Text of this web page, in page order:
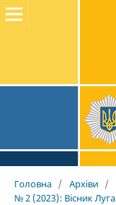
Головна / Архіви /
№ 2 (2023): Вісник